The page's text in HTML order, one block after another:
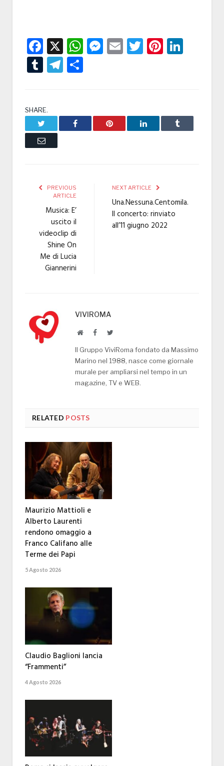
Facebook
X WhatsApp
Messenger
EmailTwitter
TumblrTelegram
SHARE.
Facebook Pinterest LinkedIn Tumblr
Email
PREVIOUS
ARTICLE
Musica: E’
uscito il
videoclip di
Shine On
Me di Lucia
Giannerini
NEXT ARTICLE
Una.Nessuna.Centomila.
Il concerto: rinviato
all’11 giugno 2022
VIVIROMA
WebsiteFacebookTwitter
Il Gruppo ViviRoma fondato da Massimo
Marino nel 1988, nasce come giornale
murale per ampliarsi nel tempo in un
magazine, TV e WEB.
RELATED POSTS
Maurizio Mattioli e
Alberto Laurenti
rendono omaggio a
Franco Califano alle
Terme dei Papi
5 Agosto 2026
Claudio Baglioni lancia
“Frammenti”
4 Agosto 2026